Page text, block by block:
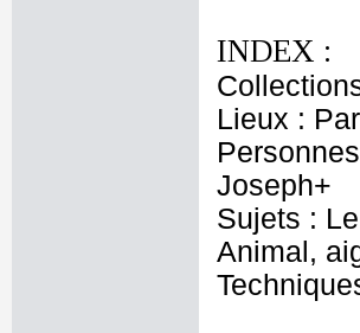
INDEX :
Lieux :
Joseph+
Sujets :
Animal,